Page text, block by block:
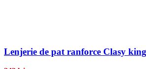
Lenjerie de pat ranforce Clasy